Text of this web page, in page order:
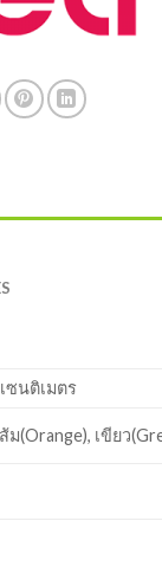
ซนติเมตร
ม(Orange), เขียว